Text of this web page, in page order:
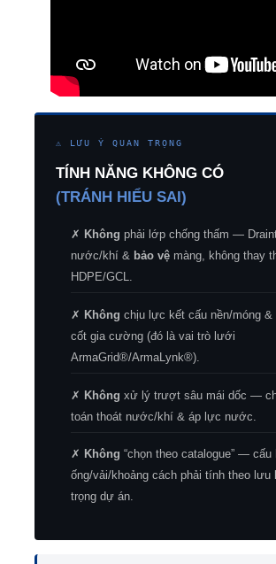
⚠ LƯU Ý QUAN TRỌNG
TÍNH NĂNG KHÔNG CÓ
(TRÁNH HIỂU SAI)
✗ Không phải lớp chống thấm —
nước/khí & bảo vệmàng, không thay
HDPE/GCL.
✗ Không chịu lực kết cấu nền/móng &
cốt gia cường (đó là vai trò lưới
ArmaGrid®/ArmaLynk®).
✗ Không xử lý trượt sâu mái dốc —
toán thoát nước/khí & áp lực nước.
✗ Không “chọn theo catalogue” — cấu
ống/vải/khoảng cách phải tính theo lưu
trọng dự án.